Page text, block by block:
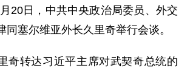
20日，中共中央政治局委员、外交
同塞尔维亚外长久里奇举行会谈。
奇转达习近平主席对武契奇总统的